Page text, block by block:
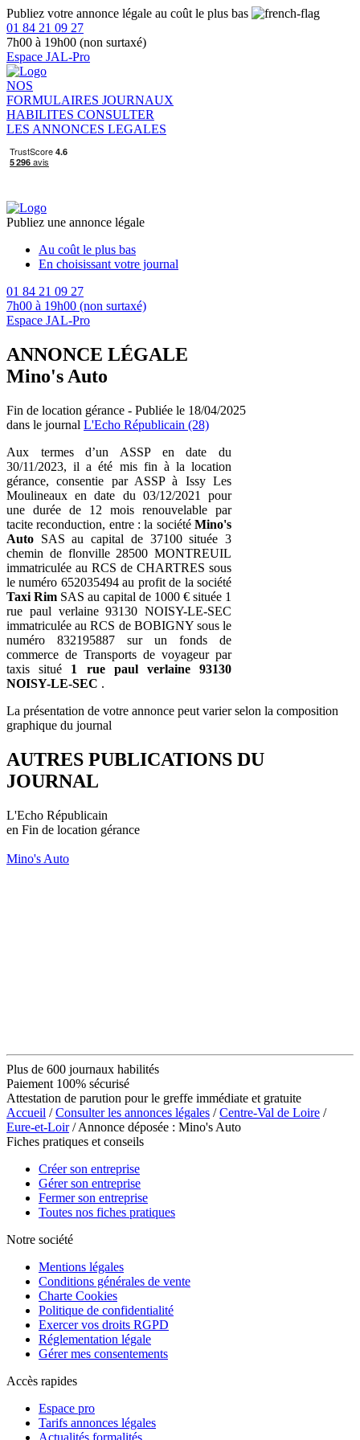
Publiez votre annonce légale au coût le plus bas
01 84 21 09 27
7h00 à 19h00 (non surtaxé)
Espace JAL-Pro
NOS
FORMULAIRES JOURNAUX
HABILITES CONSULTER
LES ANNONCES LEGALES
Publiez une annonce légale
Au coût le plus bas
En choisissant votre journal
01 84 21 09 27
7h00 à 19h00 (non surtaxé)
Espace JAL-Pro
ANNONCE LÉGALE
Mino's Auto
Fin de location gérance - Publiée le 18/04/2025
dans le journal L'Echo Républicain (28)
Aux termes d’un ASSP en date du
30/11/2023, il a été mis fin à la location
gérance, consentie par ASSP à Issy Les
Moulineaux en date du 03/12/2021 pour
une durée de 12 mois renouvelable par
tacite reconduction, entre : la société Mino's
Auto SAS au capital de 37100 située 3
chemin de flonville 28500 MONTREUIL
immatriculée au RCS de CHARTRES sous
le numéro 652035494 au profit de la société
Taxi Rim SAS au capital de 1000 € située 1
rue paul verlaine 93130 NOISY-LE-SEC
immatriculée au RCS de BOBIGNY sous le
numéro 832195887 sur un fonds de
commerce de Transports de voyageur par
taxis situé 1 rue paul verlaine 93130
NOISY-LE-SEC .
La présentation de votre annonce peut varier selon la composition
graphique du journal
AUTRES PUBLICATIONS DU
JOURNAL
L'Echo Républicain
en Fin de location gérance
Mino's Auto
Plus de 600 journaux habilités
Paiement 100% sécurisé
Attestation de parution pour le greffe immédiate et gratuite
Accueil /Consulter les annonces légales /Centre-Val de Loire /
Eure-et-Loir/ Annonce déposée : Mino's Auto
Fiches pratiques et conseils
Créer son entreprise
Gérer son entreprise
Fermer son entreprise
Toutes nos fiches pratiques
Notre société
Mentions légales
Conditions générales de vente
Charte Cookies
Politique de confidentialité
Exercer vos droits RGPD
Réglementation légale
Gérer mes consentements
Accès rapides
Espace pro
Tarifs annonces légales
Actualités formalités